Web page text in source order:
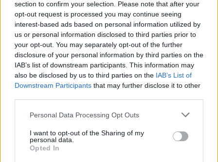
section to confirm your selection. Please note that after your
opt-out request is processed you may continue seeing
interest-based ads based on personal information utilized by
us or personal information disclosed to third parties prior to
your opt-out. You may separately opt-out of the further
disclosure of your personal information by third parties on the
IAB’s list of downstream participants. This information may
also be disclosed by us to third parties on the IAB’s List of
Downstream Participants that may further disclose it to other
Personal Data Processing Opt Outs
I want to opt-out of the Sharing of my
personal data.
Opted In
La salade rouge :
150 grammes de betteraves coupées
en petits morceaux. - 100 grammes de carotte hachée - 1
branche de céleri haché - 2 tomates hachées - 50
grammes d’oignon haché. - Pour assaisonner, ajoutez du